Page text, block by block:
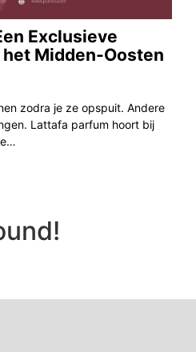
Exclusieve
Midden-Oosten
zodra je ze opspuit. Andere
Lattafa parfum hoort bij